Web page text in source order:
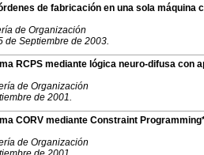
de fabricación en una sola máquina
de Organización
de Septiembre de 2003.
RCPS mediante lógica neuro-difusa con
de Organización
de 2001.
CORV mediante Constraint
de Organización